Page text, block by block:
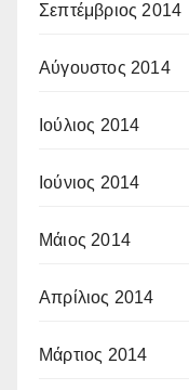
Σεπτέμβριος 2014
Αύγουστος 2014
Ιούλιος 2014
Ιούνιος 2014
Μάιος 2014
Απρίλιος 2014
Μάρτιος 2014